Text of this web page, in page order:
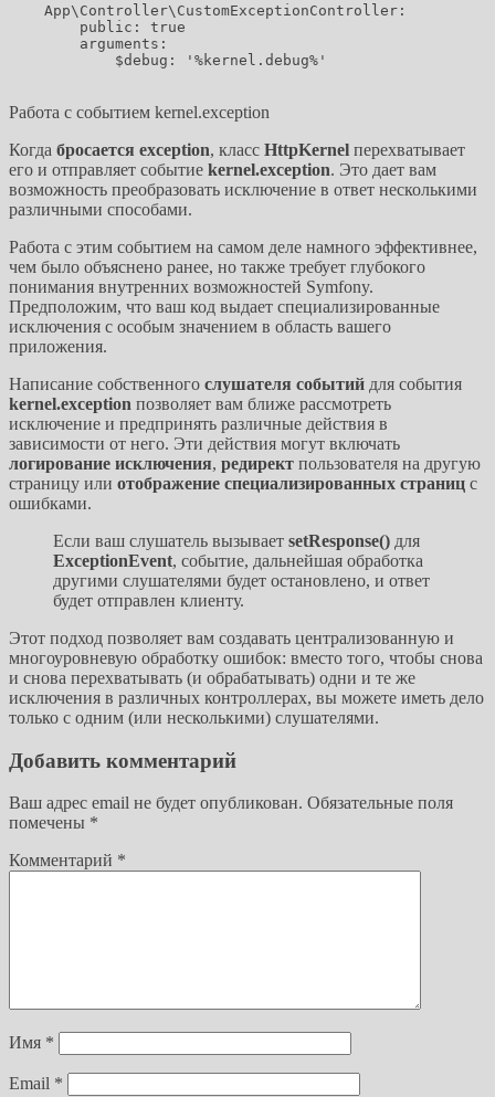
    App\Controller\CustomExceptionController:
        public: true
        arguments:
            $debug: '%kernel.debug%'
Работа с событием kernel.exception
Когда бросается exception, класс HttpKernel перехватывает
его и отправляет событие kernel.exception. Это дает вам
возможность преобразовать исключение в ответ несколькими
различными способами.
Работа с этим событием на самом деле намного эффективнее,
чем было объяснено ранее, но также требует глубокого
понимания внутренних возможностей Symfony.
Предположим, что ваш код выдает специализированные
исключения с особым значением в область вашего
приложения.
Написание собственного слушателя событий для события
kernel.exception позволяет вам ближе рассмотреть
исключение и предпринять различные действия в
зависимости от него. Эти действия могут включать
логирование исключения, редирект пользователя на другую
страницу или отображение специализированных страниц с
ошибками.
Если ваш слушатель вызывает setResponse() для
ExceptionEvent, событие, дальнейшая обработка
другими слушателями будет остановлено, и ответ
будет отправлен клиенту.
Этот подход позволяет вам создавать централизованную и
многоуровневую обработку ошибок: вместо того, чтобы снова
и снова перехватывать (и обрабатывать) одни и те же
исключения в различных контроллерах, вы можете иметь дело
только с одним (или несколькими) слушателями.
Добавить комментарий
Ваш адрес email не будет опубликован. Обязательные поля
помечены *
Комментарий *
Имя *
Email *